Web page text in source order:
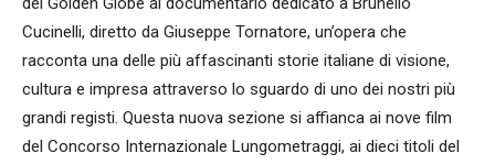
Cucinelli, diretto da Giuseppe Tornatore, un’opera che
racconta una delle più affascinanti storie italiane di visione,
cultura e impresa attraverso lo sguardo di uno dei nostri più
grandi registi. Questa nuova sezione si affianca ai nove film
del Concorso Internazionale Lungometraggi, ai dieci titoli del